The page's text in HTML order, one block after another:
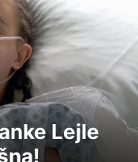
Lejle